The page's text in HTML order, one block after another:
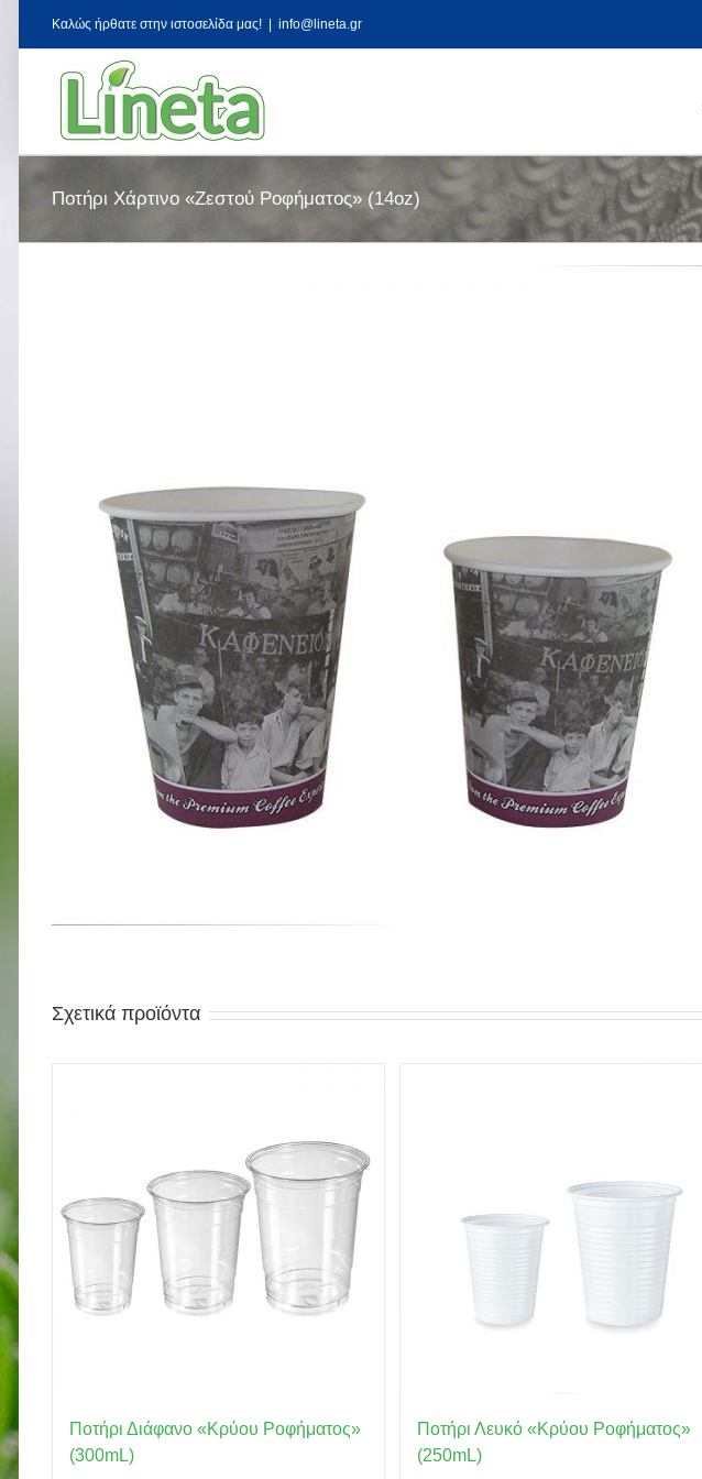
Kαλώς ήρθατε στην ιστοσελίδα μας! info@lineta.gr
Ποτήρι Χάρτινο «Ζεστού Ροφήματος» (14oz)
Σχετικά προϊόντα
Ποτήρι Διάφανο «Κρύου Ροφήματος»
(300mL)
Ποτήρι Λευκό «Κρύου Ροφήματος»
(250mL)